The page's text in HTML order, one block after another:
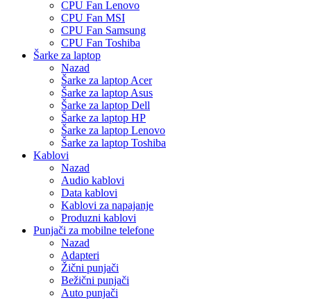
CPU Fan Lenovo
CPU Fan MSI
CPU Fan Samsung
CPU Fan Toshiba
Šarke za laptop
Nazad
Šarke za laptop Acer
Šarke za laptop Asus
Šarke za laptop Dell
Šarke za laptop HP
Šarke za laptop Lenovo
Šarke za laptop Toshiba
Kablovi
Nazad
Audio kablovi
Data kablovi
Kablovi za napajanje
Produzni kablovi
Punjači za mobilne telefone
Nazad
Adapteri
Žični punjači
Bežični punjači
Auto punjači